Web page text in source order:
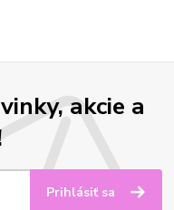
akcie a
Prihlásiť sa